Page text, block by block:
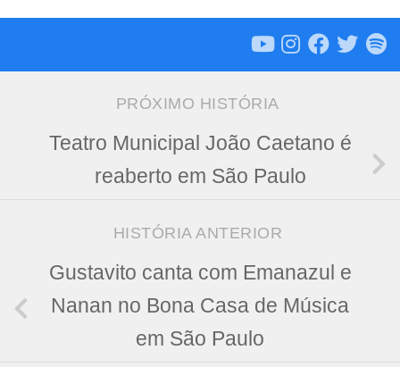
PRÓXIMO HISTÓRIA
Teatro Municipal João Caetano é
reaberto em São Paulo
HISTÓRIA ANTERIOR
Gustavito canta com Emanazul e
Nanan no Bona Casa de Música
em São Paulo